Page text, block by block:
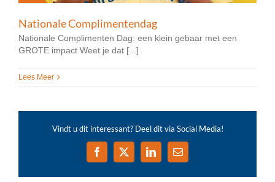
Nationale Complimentendag
Nationale Complimenten Dag: een klein gebaar met een
GROTE impact Weet je dat [...]
Lees Meer
Vindt u dit interessant? Deel dit via Social Media!
Facebook
X LinkedIn
E-
mail